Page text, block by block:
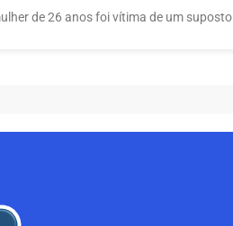
de 26 anos foi vítima de um suposto